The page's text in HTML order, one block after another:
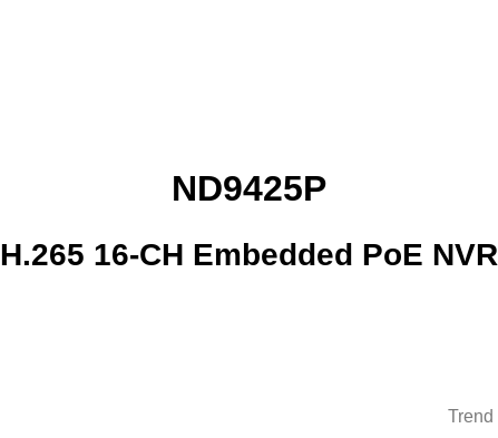
ND9425P
H.265 16-CH Embedded PoE NVR